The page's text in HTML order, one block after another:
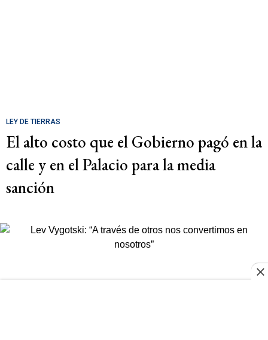
LEY DE TIERRAS
El alto costo que el Gobierno pagó en la
calle y en el Palacio para la media
sanción